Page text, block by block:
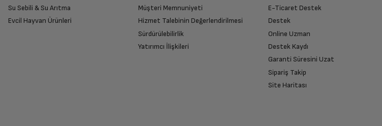
Su Sebili & Su Arıtma
Evcil Hayvan Ürünleri
Müşteri Memnuniyeti
Hizmet Talebinin Değerlendirilmesi
Sürdürülebilirlik
Yatırımcı İlişkileri
E-Ticaret Destek
Destek
Online Uzman
Destek Kaydı
Garanti Süresini Uzat
Sipariş Takip
Site Haritası